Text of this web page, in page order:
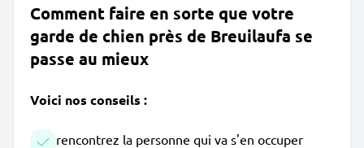
Comment faire en sorte que votre
garde de chien près de Breuilaufa se
passe au mieux
Voici nos conseils :
rencontrez la personne qui va s'en occuper